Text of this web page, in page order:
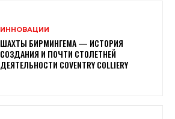
ИННОВАЦИИ
ШАХТЫ БИРМИНГЕМА — ИСТОРИЯ
СОЗДАНИЯ И ПОЧТИ СТОЛЕТНЕЙ
ДЕЯТЕЛЬНОСТИ COVENTRY COLLIERY